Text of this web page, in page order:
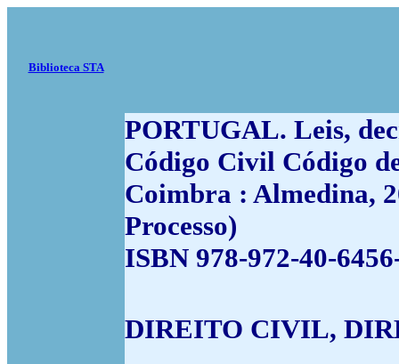
Biblioteca STA
PORTUGAL. Leis,
Código Civil Código
Coimbra : Almedina,
Processo)
ISBN 978-972-40-
DIREITO CIVIL,